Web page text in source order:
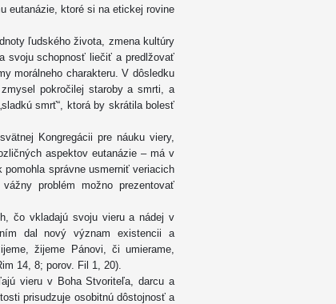
eutanázie, ktoré si na etickej rovine
ľudského života, zmena kultúry
svoju schopnosť liečiť a predlžovať
morálneho charakteru. V dôsledku
pokročilej staroby a smrti, a
smrť“, ktorá by skrátila bolesť
Kongregácii pre náuku viery,
aspektov eutanázie – má v
správne usmerniť veriacich
problém možno prezentovať
čo vkladajú svoju vieru a nádej v
dal nový význam existencii a
žijeme Pánovi, či umierame,
14, 8; porov. Fil 1, 20).
vieru v Boha Stvoriteľa, darcu a
prisudzuje osobitnú dôstojnosť a